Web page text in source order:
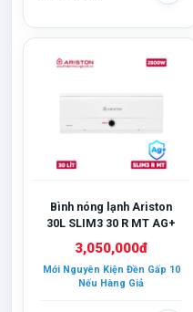
Bình nóng lạnh Ariston
30L SLIM3 30 R MT AG+
3,050,000đ
Mới Nguyên Kiện Đền Gấp 10
Nếu Hàng Giả